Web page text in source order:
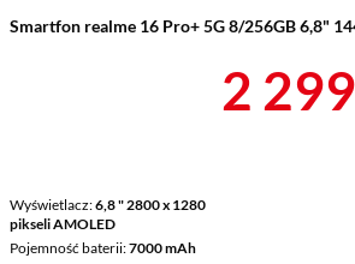
Smartfon realme 16 Pro+ 5G 8/256GB 6,8"
Wyświetlacz 6,8 " 2800 x 1280
pikseli AMOLED
Pojemność baterii 7000 mAh
Cena
2 299